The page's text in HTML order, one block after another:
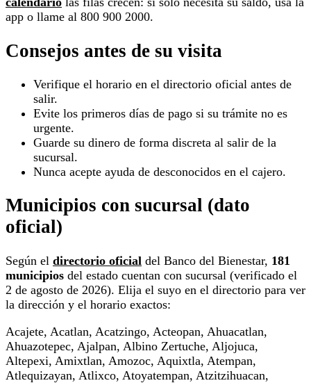
app o llame al 800 900 2000.
Consejos antes de su visita
Verifique el horario en el directorio oficial antes de
salir.
Evite los primeros días de pago si su trámite no es
urgente.
Guarde su dinero de forma discreta al salir de la
sucursal.
Nunca acepte ayuda de desconocidos en el cajero.
Municipios con sucursal (dato
oficial)
Según el directorio oficial del Banco del Bienestar, 181
municipios del estado cuentan con sucursal (verificado el
2 de agosto de 2026). Elija el suyo en el directorio para ver
la dirección y el horario exactos:
Acajete, Acatlan, Acatzingo, Acteopan, Ahuacatlan,
Ahuazotepec, Ajalpan, Albino Zertuche, Aljojuca,
Altepexi, Amixtlan, Amozoc, Aquixtla, Atempan,
Atlequizayan, Atlixco, Atoyatempan, Atzitzihuacan,